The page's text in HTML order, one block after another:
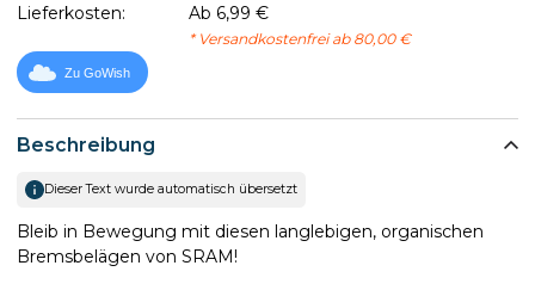
Beschreibung
Dieser Text wurde automatisch übersetzt
Bleib in Bewegung mit diesen langlebigen, organischen
Bremsbelägen von SRAM!
Lieferkosten: Ab 6,99 €
* Versandkostenfrei ab 80,00 €
Zu GoWish